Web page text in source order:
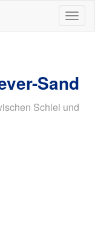
ein-/
Sand
Schlei und